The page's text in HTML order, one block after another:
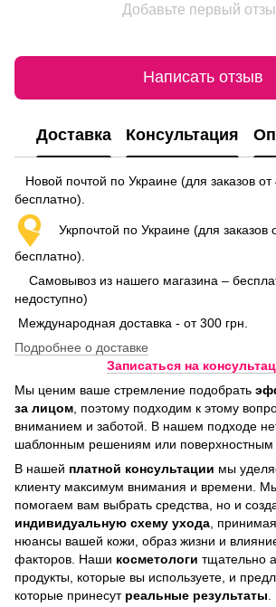
Добавьте первый
Написать отзыв
Доставка Консультация
Новой почтой по Украине (для заказов от
бесплатно).
Укрпочтой по Украине (для заказов
бесплатно).
Самовывоз из нашего магазина –
недоступно)
Международная доставка - от 300 грн.
Подробнее о доставке
Записаться на
Мы ценим ваше стремление подобрать
за лицом , поэтому подходим к этому
вниманием и заботой. В нашем подходе
шаблонным решениям или поверхностным
В нашей платной консультации мы
клиенту максимум внимания и времени.
помогаем вам выбрать средства, но и
индивидуальную схему ухода ,
нюансы вашей кожи, образ жизни и
факторов. Наши косметологи тщательно
продукты, которые вы используете, и
которые принесут реальные результаты